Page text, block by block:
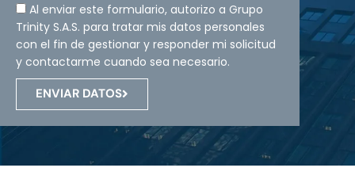
Al enviar este formulario, autorizo a Grupo
Trinity S.A.S. para tratar mis datos personales
con el fin de gestionar y responder mi solicitud
y contactarme cuando sea necesario.
ENVIAR DATOS